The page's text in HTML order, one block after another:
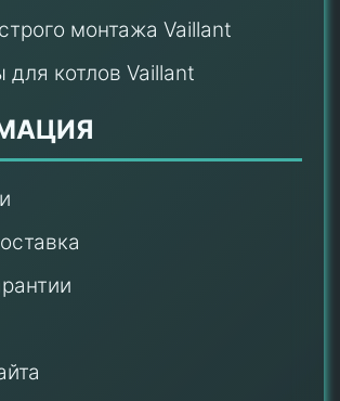
монтажа Vaillant
котлов Vaillant